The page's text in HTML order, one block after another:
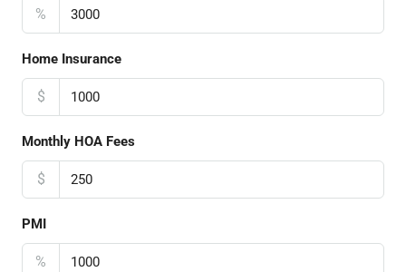
%
Home Insurance
$
Monthly HOA Fees
$
PMI
%